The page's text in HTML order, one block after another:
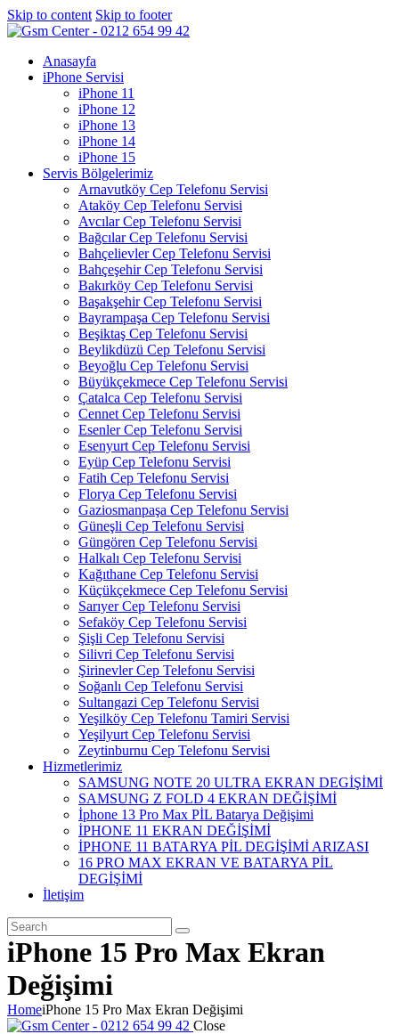
Skip to content Skip to footer
Anasayfa
iPhone Servisi
iPhone 11
iPhone 12
iPhone 13
iPhone 14
iPhone 15
Servis Bölgelerimiz
Arnavutköy Cep Telefonu Servisi
Ataköy Cep Telefonu Servisi
Avcılar Cep Telefonu Servisi
Bağcılar Cep Telefonu Servisi
Bahçelievler Cep Telefonu Servisi
Bahçeşehir Cep Telefonu Servisi
Bakırköy Cep Telefonu Servisi
Başakşehir Cep Telefonu Servisi
Bayrampaşa Cep Telefonu Servisi
Beşiktaş Cep Telefonu Servisi
Beylikdüzü Cep Telefonu Servisi
Beyoğlu Cep Telefonu Servisi
Büyükçekmece Cep Telefonu Servisi
Çatalca Cep Telefonu Servisi
Cennet Cep Telefonu Servisi
Esenler Cep Telefonu Servisi
Esenyurt Cep Telefonu Servisi
Eyüp Cep Telefonu Servisi
Fatih Cep Telefonu Servisi
Florya Cep Telefonu Servisi
Gaziosmanpaşa Cep Telefonu Servisi
Güneşli Cep Telefonu Servisi
Güngören Cep Telefonu Servisi
Halkalı Cep Telefonu Servisi
Kağıthane Cep Telefonu Servisi
Küçükçekmece Cep Telefonu Servisi
Sarıyer Cep Telefonu Servisi
Sefaköy Cep Telefonu Servisi
Şişli Cep Telefonu Servisi
Silivri Cep Telefonu Servisi
Şirinevler Cep Telefonu Servisi
Soğanlı Cep Telefonu Servisi
Sultangazi Cep Telefonu Servisi
Yeşilköy Cep Telefonu Tamiri Servisi
Yeşilyurt Cep Telefonu Servisi
Zeytinburnu Cep Telefonu Servisi
Hizmetlerimiz
SAMSUNG NOTE 20 ULTRA EKRAN DEGİŞİMİ
SAMSUNG Z FOLD 4 EKRAN DEĞİŞİMİ
İphone 13 Pro Max PİL Batarya Değişimi
İPHONE 11 EKRAN DEĞİŞİMİ
İPHONE 11 BATARYA PİL DEGİŞİMİ ARIZASI
16 PRO MAX EKRAN VE BATARYA PİL
DEGİŞİMİ
İletişim
iPhone 15 Pro Max Ekran
Değişimi
HomeiPhone 15 Pro Max Ekran Değişimi
Close